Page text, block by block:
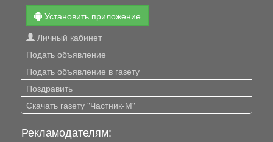
Установить приложение
Личный кабинет
Подать объявление
Подать объявление в газету
Поздравить
Скачать газету "Частник-М"
Рекламодателям: